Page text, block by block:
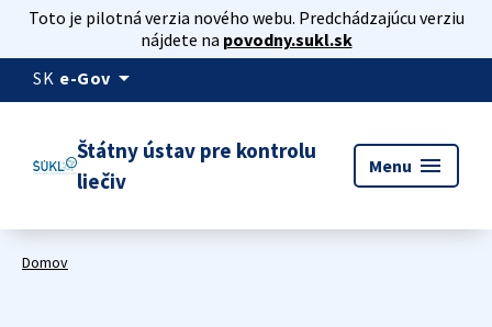
Toto je pilotná verzia nového webu. Predchádzajúcu verziu
nájdete na povodny.sukl.sk
SK e-Gov arrow_drop_down
Štátny ústav pre kontrolu
liečiv
Menu menu
Domov